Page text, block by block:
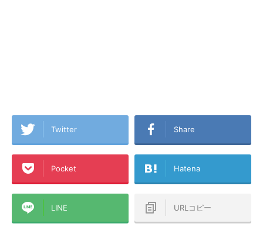
Twitter Share
Pocket Hatena
LINE URLコピー